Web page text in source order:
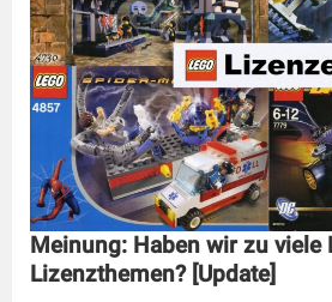
Meinung: Haben wir zu viele
Lizenzthemen? [Update]